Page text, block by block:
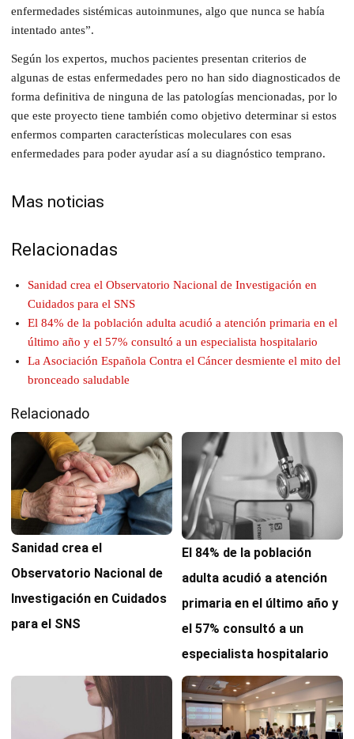
enfermedades sistémicas autoinmunes, algo que nunca se había
intentado antes”.
Según los expertos, muchos pacientes presentan criterios de
algunas de estas enfermedades pero no han sido diagnosticados de
forma definitiva de ninguna de las patologías mencionadas, por lo
que este proyecto tiene también como objetivo determinar si estos
enfermos comparten características moleculares con esas
enfermedades para poder ayudar así a su diagnóstico temprano.
Mas noticias
Relacionadas
Sanidad crea el Observatorio Nacional de Investigación en
Cuidados para el SNS
El 84% de la población adulta acudió a atención primaria en el
último año y el 57% consultó a un especialista hospitalario
La Asociación Española Contra el Cáncer desmiente el mito del
bronceado saludable
Relacionado
Sanidad crea el
Observatorio Nacional de
Investigación en Cuidados
para el SNS
El 84% de la población
adulta acudió a atención
primaria en el último año y
el 57% consultó a un
especialista hospitalario